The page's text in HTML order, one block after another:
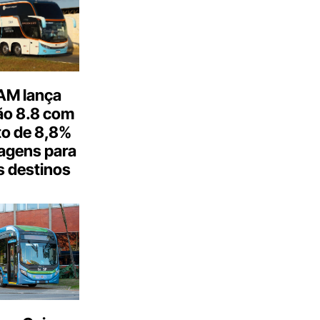
lança
8.8 com
de 8,8%
para
destinos